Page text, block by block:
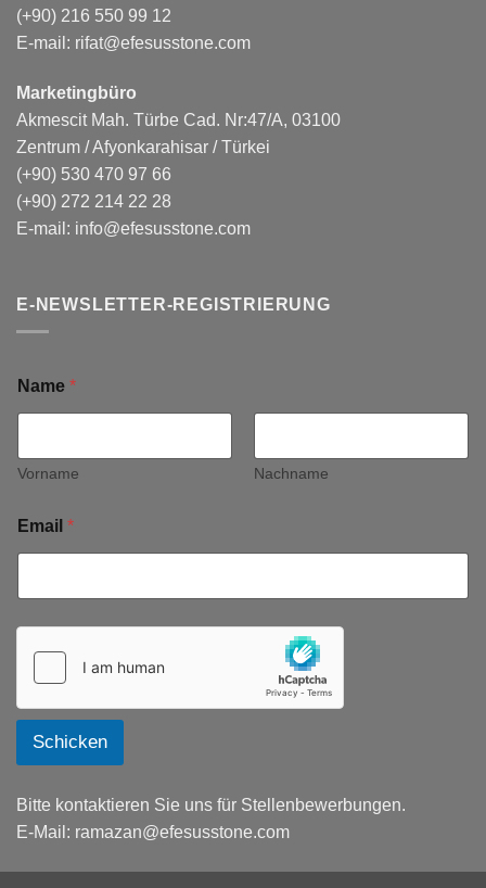
(+90) 216 550 99 12
E-mail: rifat@efesusstone.com
Marketingbüro
Akmescit Mah. Türbe Cad. Nr:47/A, 03100
Zentrum / Afyonkarahisar / Türkei
(+90) 530 470 97 66
(+90) 272 214 22 28
E-mail: info@efesusstone.com
E-NEWSLETTER-REGISTRIERUNG
Name *
Vorname Nachname
Email *
Schicken
Bitte kontaktieren Sie uns für Stellenbewerbungen.
E-Mail: ramazan@efesusstone.com